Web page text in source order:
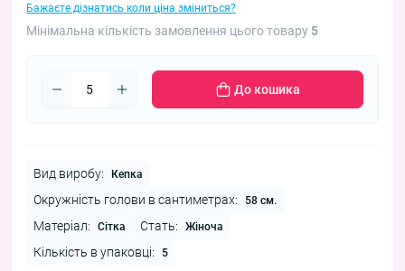
Бажаєте дізнатись коли ціна зміниться?
Мінімальна кількість замовлення цього товару 5
До кошика
Вид виробу: Кепка
Окружність голови в сантиметрах: 58 см.
Матеріал: Сітка Стать: Жіноча
Кількість в упаковці: 5